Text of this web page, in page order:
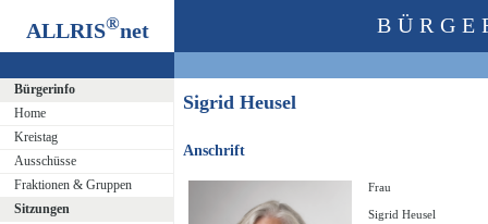
ALLRIS®net
Bürgerinfo
Home
Kreistag
Ausschüsse
Fraktionen & Gruppen
Sitzungen
Sigrid Heusel
Anschrift
Frau
Sigrid Heusel